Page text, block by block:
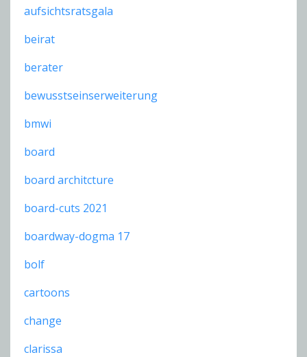
aufsichtsratsgala
beirat
berater
bewusstseinserweiterung
bmwi
board
board architcture
board-cuts 2021
boardway-dogma 17
bolf
cartoons
change
clarissa